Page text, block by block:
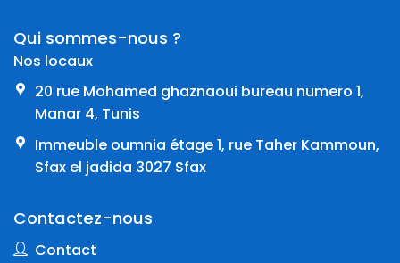
Qui sommes-nous ?
Nos locaux
20 rue Mohamed ghaznaoui bureau numero 1,
Manar 4, Tunis
Immeuble oumnia étage 1, rue Taher Kammoun,
Sfax el jadida 3027 Sfax
Contactez-nous
Contact